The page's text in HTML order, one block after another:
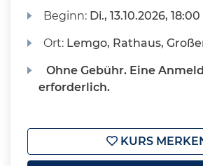
Beginn: Di., 13.10.2026,
Ort: Lemgo, Rathaus,
Ohne Gebühr. Eine
erforderlich.
KURS